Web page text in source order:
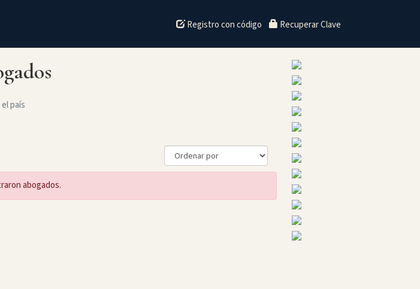
Registro con código Recuperar Clave
país
abogados.